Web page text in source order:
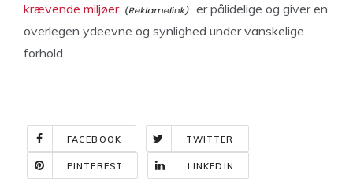
krævende miljøer
er pålidelige og giver en
overlegen ydeevne og synlighed under vanskelige
forhold.
FACEBOOK TWITTER
PINTEREST LINKEDIN